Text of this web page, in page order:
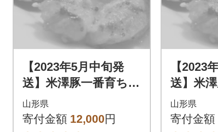
【2023年5月中旬発
送】米澤豚一番育ち
【豚ロース味噌漬10
枚】
山形県
寄付金額 12,000円
【2023
送】米
【豚ロ
枚】
山形県
寄付金額